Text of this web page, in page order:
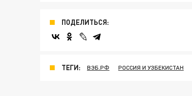
ПОДЕЛИТЬСЯ:
ТЕГИ: ВЭБ.РФ РОССИЯ И УЗБЕКИСТАН